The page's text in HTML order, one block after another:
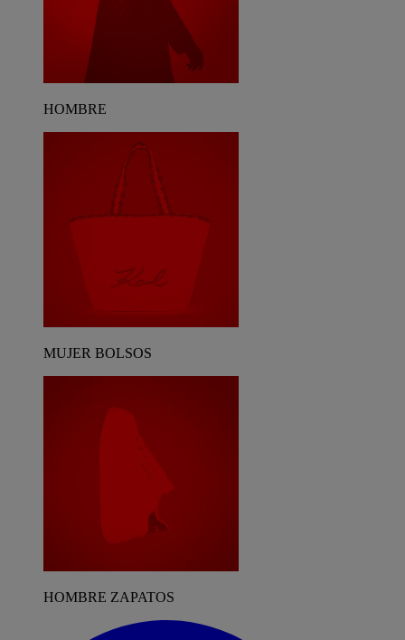
HOMBRE
MUJER BOLSOS
HOMBRE ZAPATOS